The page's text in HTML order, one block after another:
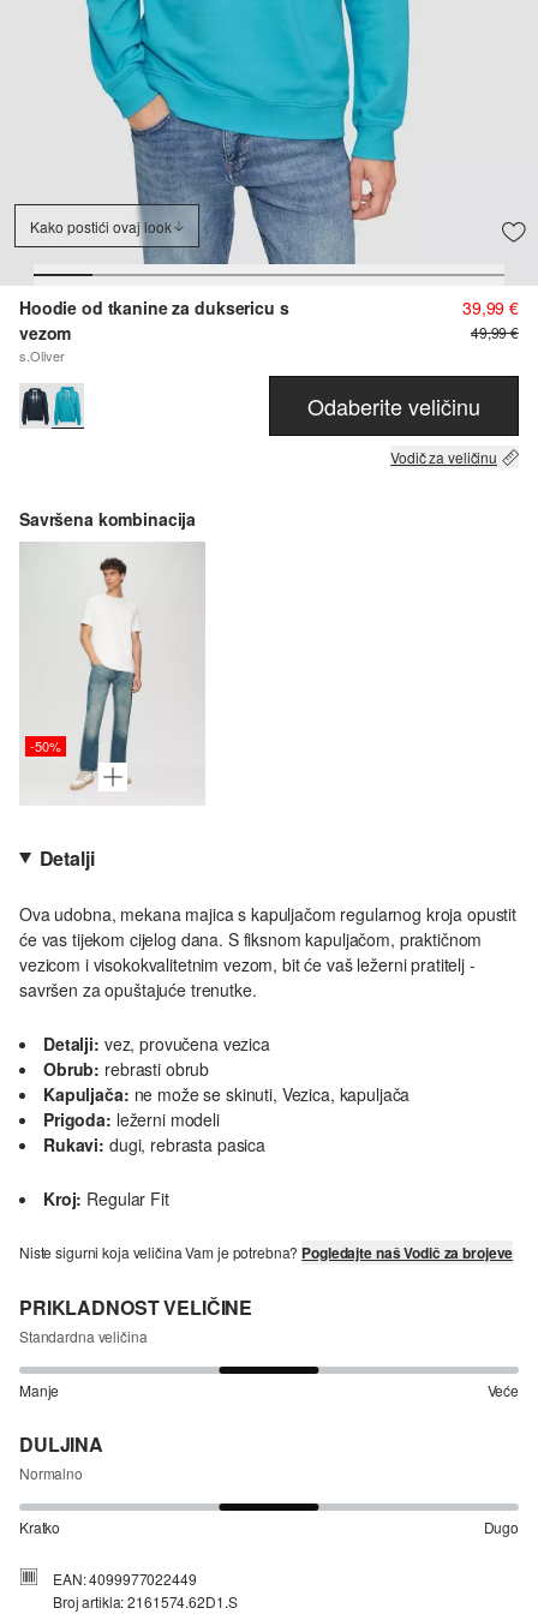
Kako postići ovaj look
Hoodie od tkanine za duksericu s
vezom
s.Oliver
39,99 €
49,99 €
Odaberite veličinu
Vodič za veličinu
Savršena kombinacija
-50%
Detalji
Ova udobna, mekana majica s kapuljačom regularnog kroja opustit
će vas tijekom cijelog dana. S fiksnom kapuljačom, praktičnom
vezicom i visokokvalitetnim vezom, bit će vaš ležerni pratitelj -
savršen za opuštajuće trenutke.
Detalji: vez, provučena vezica
Obrub: rebrasti obrub
Kapuljača: ne može se skinuti, Vezica, kapuljača
Prigoda: ležerni modeli
Rukavi: dugi, rebrasta pasica
Kroj: Regular Fit
Niste sigurni koja veličina Vam je potrebna? Pogledajte naš Vodič za brojeve
PRIKLADNOST VELIČINE
Standardna veličina
Manje Veće
DULJINA
Normalno
Kratko Dugo
EAN: 4099977022449
Broj artikla: 2161574.62D1.S